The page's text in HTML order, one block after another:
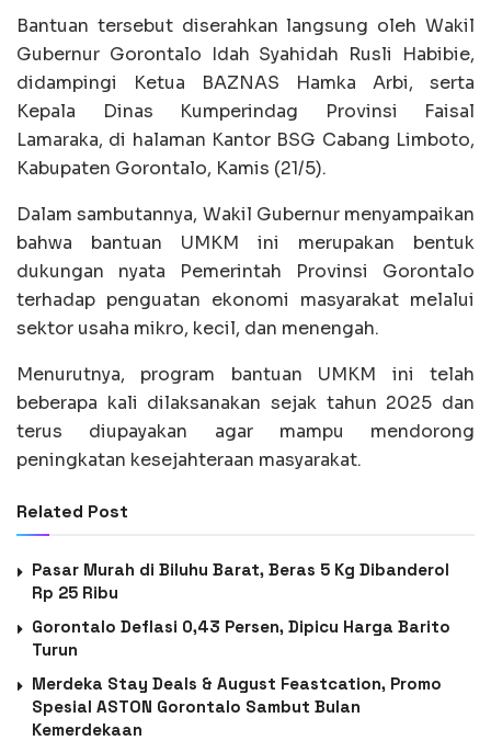
Bantuan tersebut diserahkan langsung oleh Wakil
Gubernur Gorontalo Idah Syahidah Rusli Habibie,
didampingi Ketua BAZNAS Hamka Arbi, serta
Kepala Dinas Kumperindag Provinsi Faisal
Lamaraka, di halaman Kantor BSG Cabang Limboto,
Kabupaten Gorontalo, Kamis (21/5).
Dalam sambutannya, Wakil Gubernur menyampaikan
bahwa bantuan UMKM ini merupakan bentuk
dukungan nyata Pemerintah Provinsi Gorontalo
terhadap penguatan ekonomi masyarakat melalui
sektor usaha mikro, kecil, dan menengah.
Menurutnya, program bantuan UMKM ini telah
beberapa kali dilaksanakan sejak tahun 2025 dan
terus diupayakan agar mampu mendorong
peningkatan kesejahteraan masyarakat.
Related Post
Pasar Murah di Biluhu Barat, Beras 5 Kg Dibanderol
Rp 25 Ribu
Gorontalo Deflasi 0,43 Persen, Dipicu Harga Barito
Turun
Merdeka Stay Deals & August Feastcation, Promo
Spesial ASTON Gorontalo Sambut Bulan
Kemerdekaan